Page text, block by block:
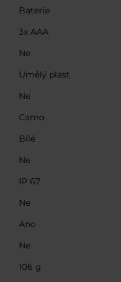
Baterie
3x AAA
Ne
Umělý plast
Ne
Camo
Bílé
Ne
IP 67
Ne
Ano
Ne
106 g